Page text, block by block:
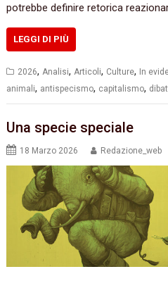
potrebbe definire retorica
LEGGI DI PIÙ
2026,Analisi,Articoli, Culture, In
animali, antispecismo, capitalismo,
Una specie speciale
18 Marzo 2026 Redazione_web